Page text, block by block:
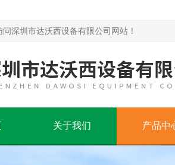
深圳市达沃西设备有限公司网站！
关于我们 产品中